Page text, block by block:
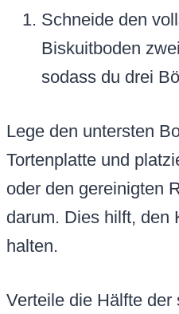
Schneide den
Biskuitboden
sodass du drei
Lege den untersten
Tortenplatte und
oder den gereinigten
darum. Dies hilft, den
halten.
Verteile die Hälfte der